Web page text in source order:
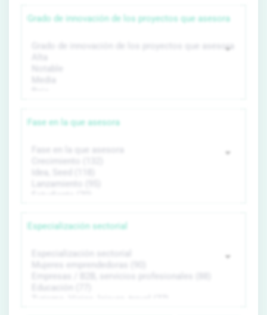
Grado de innovación de los proyectos que asesora
Fase en la que asesora
Especialización sectorial